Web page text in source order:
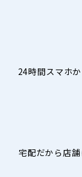
24時間スマホ
宅配だから店